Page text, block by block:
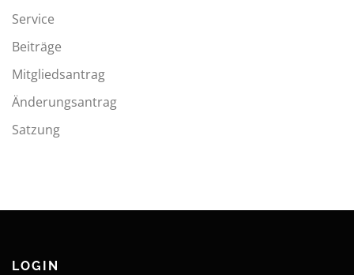
Service
Beiträge
Mitgliedsantrag
Änderungsantrag
Satzung
LOGIN